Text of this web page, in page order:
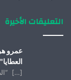
التعليقات الأخيرة
عمرو
[…]